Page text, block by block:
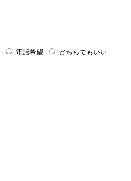
電話希望 どちらでもいい